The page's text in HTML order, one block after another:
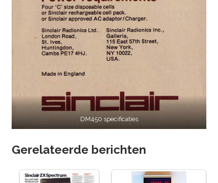
DM450 specificaties
Gerelateerde berichten